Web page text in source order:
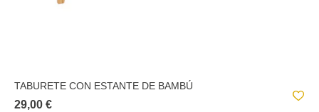
TABURETE CON ESTANTE DE BAMBÚ
29,00 €